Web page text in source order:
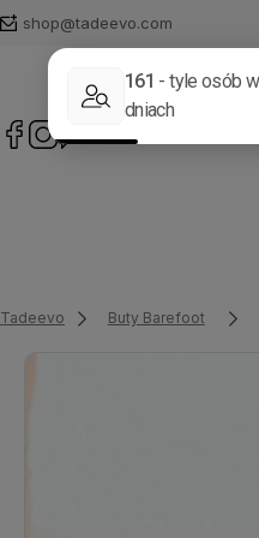
shop@tadeevo.com
Tadeevo Buty Barefoot